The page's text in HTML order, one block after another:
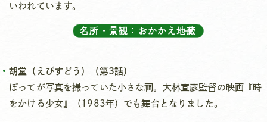
いわれています。
名所・景観：おかかえ地蔵
胡堂（えびすどう）（第3話）
ぽってが写真を撮っていた小さな祠。大林宣彦監督の映画『時
をかける少女』（1983年）でも舞台となりました。